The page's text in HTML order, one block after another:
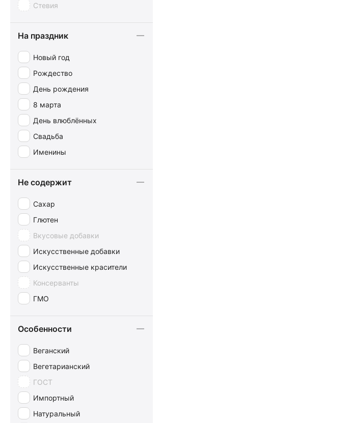
Munz
Nesquik
Nestle
Nuts
Reber Mozart
Ritter Sport
Schogetten
Spartak
Steenland
Tibi
Toblerone
Valor
Villars
Vivani
Willie's Cacao
А.Коркунов
Стевия
На праздник
Новый год
Рождество
День рождения
8 марта
День влюблённых
Свадьба
Именины
Не содержит
Сахар
Глютен
Вкусовые добавки
Искусственные добавки
Искусственные красители
Консерванты
ГМО
Особенности
Веганский
Вегетарианский
ГОСТ
Импортный
Натуральный